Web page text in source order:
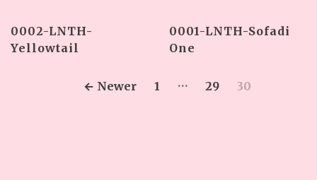
0002-LNTH-
Yellowtail
0001-LNTH-Sofadi
One
← Newer 1 … 29 30